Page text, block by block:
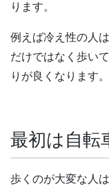
ります。
例えば冷え性の人
だけではなく歩い
りが良くなります。
最初は自転
歩くのが大変な人